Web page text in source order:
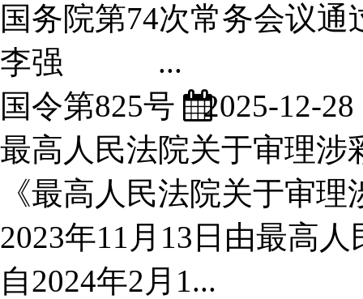
国务院第74次常务会议
李强 ...
国令第825号
2025-12-28
最高人民法院关于审理涉
《最高人民法院关于审
2023年11月13日由最高
自2024年2月1...